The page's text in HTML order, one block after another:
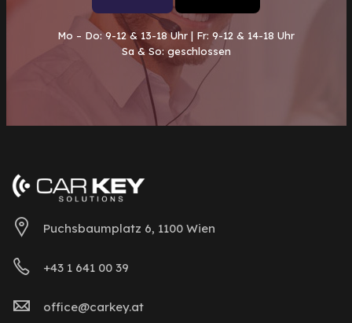
Mo – Do: 9-12 & 13-18 Uhr | Fr: 9-12 & 14-18 Uhr
Sa & So: geschlossen
Puchsbaumplatz 6, 1100 Wien
+43 1 641 00 39
office@carkey.at